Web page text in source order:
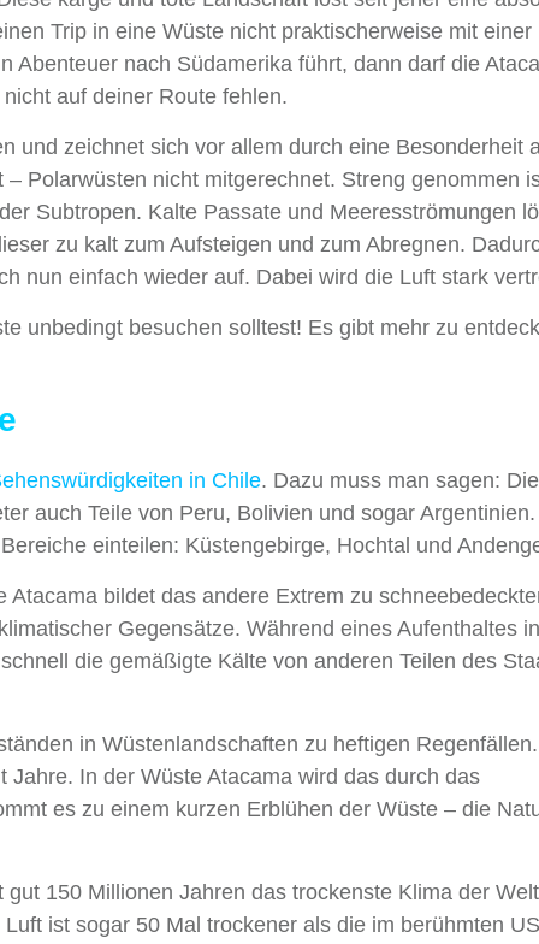
Trip in eine Wüste nicht praktischerweise mit einer
Abenteuer nach Südamerika führt, dann darf die
auf deiner Route fehlen.
und zeichnet sich vor allem durch eine Besonderheit
Polarwüsten nicht mitgerechnet. Streng genommen
Subtropen. Kalte Passate und Meeresströmungen
zu kalt zum Aufsteigen und zum Abregnen.
nun einfach wieder auf. Dabei wird die Luft stark
unbedingt besuchen solltest! Es gibt mehr zu
in Chile. Dazu muss man sagen:
auch Teile von Peru, Bolivien und sogar Argentinien.
einteilen: Küstengebirge, Hochtal und
Atacama bildet das andere Extrem zu
Gegensätze. Während eines Aufenthaltes
die gemäßigte Kälte von anderen Teilen des
in Wüstenlandschaften zu heftigen
In der Wüste Atacama wird das durch das
es zu einem kurzen Erblühen der Wüste – die
150 Millionen Jahren das trockenste Klima der
ist sogar 50 Mal trockener als die im berühmten